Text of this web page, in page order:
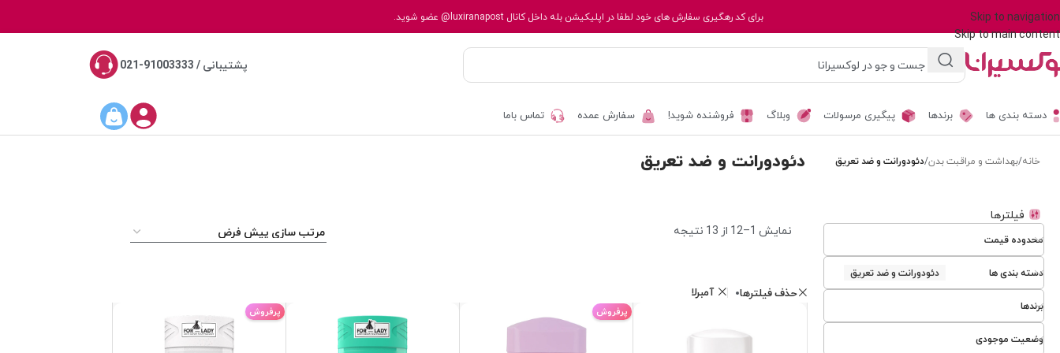
Skip to navigation
Skip to main content
برای کد رهگیری سفارش های خود لطفا در اپلیکیشن بله داخل کانال@luxiranapost عضو شوید.
پشتیبانی / 91003333-021
دسته بندی ها برندها پیگیری مرسولات وبلاگ فروشنده شوید! سفارش عمده تماس باما
خانه/بهداشت و مراقبت بدن/دئودورانت و ضد تعریق دئودورانت و ضد تعریق
فیلترها
محدوده قیمت
دسته بندی ها دئودورانت و ضد تعریق
برندها
وضعیت موجودی
نمایش 1–12 از 13 نتیجه
حذف فیلترها آمبرلا
پرفروش پرفروش